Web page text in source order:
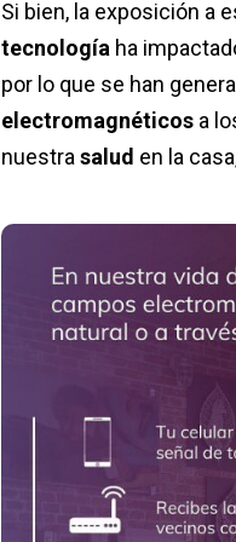
Si bien, la exposición a
tecnologíaha
por lo que se han
electromagnéticosa
nuestrasalud en la